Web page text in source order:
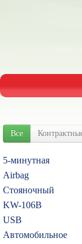
Все
5-минутная
Airbag
Cтояночный
KW-106B
USB
Автомобильное